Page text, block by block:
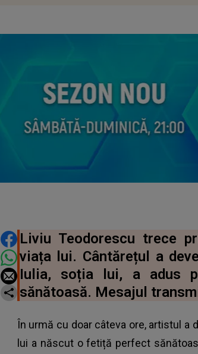
DISTRIBUIE ARTICOLUL
Liviu Teodorescu trece
viața lui. Cântărețul a
Iulia, soția lui, a adus
sănătoasă. Mesajul
În urmă cu doar câteva ore, artistul a
lui a născut o fetiță perfect